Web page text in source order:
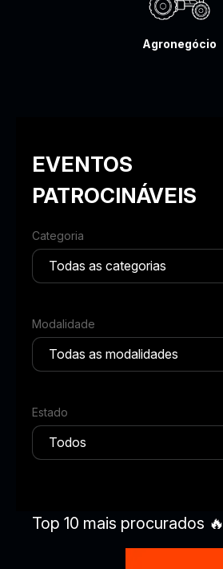
Agronegócio
EVENTOS
PATROCINÁVEIS
Categoria
Modalidade
Estado
Top 10 mais procurados 🔥